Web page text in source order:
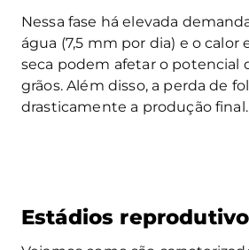
Nessa fase há elevada
água (7,5 mm por dia) e o calor
seca podem afetar o potencial
grãos. Além disso, a perda de
drasticamente a produção final.
Estádios